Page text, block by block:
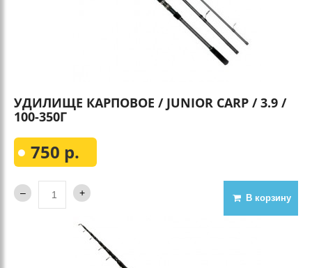
УДИЛИЩЕ КАРПОВОЕ / JUNIOR CARP / 3.9 /
100-350Г
750 р.
В корзину